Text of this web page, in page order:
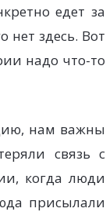
едет за
нет здесь. Вот
надо что-то
нам важны
связь с
когда люди
присылали